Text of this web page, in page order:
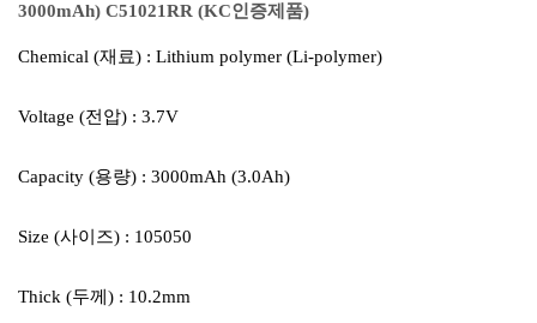
3000mAh) C51021RR (KC인증제품)
Chemical (재료) : Lithium polymer (Li-polymer)
Voltage (전압) : 3.7V
Capacity (용량) : 3000mAh (3.0Ah)
Size (사이즈) : 105050
Thick (두께) : 10.2mm